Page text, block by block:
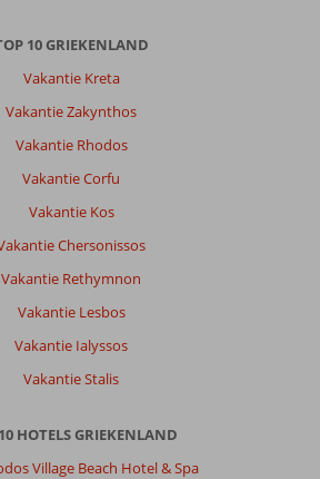
10 GRIEKENLAND
Vakantie Kreta
Vakantie Zakynthos
Vakantie Rhodos
Vakantie Corfu
Vakantie Kos
Chersonissos
Vakantie Rethymnon
Vakantie Lesbos
Vakantie Ialyssos
Vakantie Stalis
HOTELS GRIEKENLAND
Village Beach Hotel & Spa